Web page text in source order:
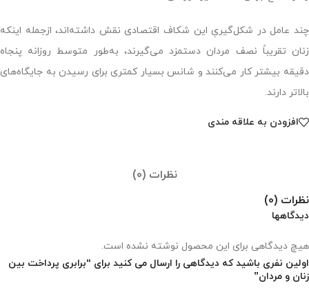
چند عامل در شکل‌گیریِ این شکاف اقتصادی نقش داشته‌اند، ازجمله اینکه
زنان تقریباً نصف مردان دستمزد می‌گیرند، به‌طور متوسط روزانه پنجاه
دقیقه بیشتر کار می‌کنند و شانس بسیار کمتری برای رسیدن به جایگاه‌های
بالاتر دارند.
افزودن به علاقه مندی
نظرات (0)
نظرات (0)
دیدگاهها
هیچ دیدگاهی برای این محصول نوشته نشده است.
اولین نفری باشید که دیدگاهی را ارسال می کنید برای “برابری پرداخت بین
زنان و مردان”